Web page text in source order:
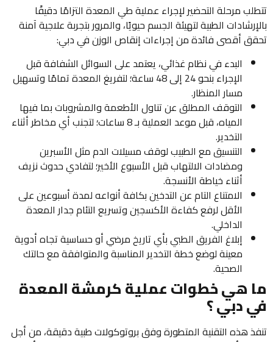
تتطلب مرحلة التحضير لإجراء عملية طي المعدة التزامًا دقيقًا
بالإرشادات الطبية لتهيئة الجسم حيويًا، والمرور بتجربة علاجية آمنة
تحقق أقصى فائدة من إجراءات إنقاص الوزن في دبي:
البدء في نظام غذائي، يعتمد على السوائل الشفافة قبل
الإجراء بنحو 24 إلى 48 ساعة؛ لتفريغ المعدة تمامًا وتسهيل
مسار المنظار.
التوقف المطلق عن تناول الأطعمة والمشروبات بما فيها
المياه، قبل موعد العملية بـ 8 ساعات؛ لتجنب أي مخاطر أثناء
التخدير.
التنسيق مع الطبيب لوقف مسيلات الدم مثل الأسبرين
ومضادات الالتهاب قبل الأسبوع الأخير؛ لتفادي حدوث نزيف
أثناء خياطة الأنسجة.
الامتناع التام عن التدخين بكافة أنواعه لمدة أسبوعين على
الأقل لرفع كفاءة الأكسجين وتسريع التئام جدار المعدة
الداخلي.
إبلاغ الفريق الطبي بأي تاريخ مرضي أو حساسية تجاه أدوية
معينة لوضع خطة التخدير المناسبة والمتوافقة مع حالتك
الصحية.
ما هي خطوات عملية كرمشة المعدة
في دبي ؟
تنفذ هذه التقنية المتطورة وفق بروتوكولات طبية دقيقة، من أجل